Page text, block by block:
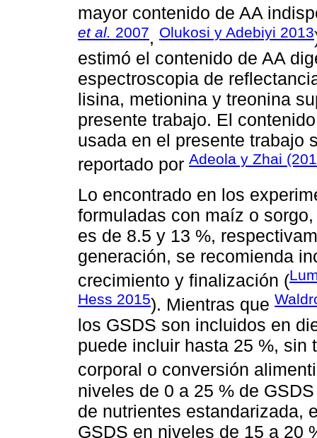
mayor contenido de AA
et al. 2007, Olukosi y Adebiyi 2013
estimó el contenido de AA
espectroscopia de
lisina, metionina y treonina
presente trabajo. El
usada en el presente trabajo
reportado por Adeola y Zhai
Lo encontrado en los
formuladas con maíz o
es de 8.5 y 13 %,
generación, se recomienda
crecimiento y finalización (
Hess 2015). Mientras que
los GSDS son incluidos en
puede incluir hasta 25 %, sin
corporal o conversión
niveles de 0 a 25 % de
de nutrientes estandarizada,
GSDS en niveles de 15 a 20